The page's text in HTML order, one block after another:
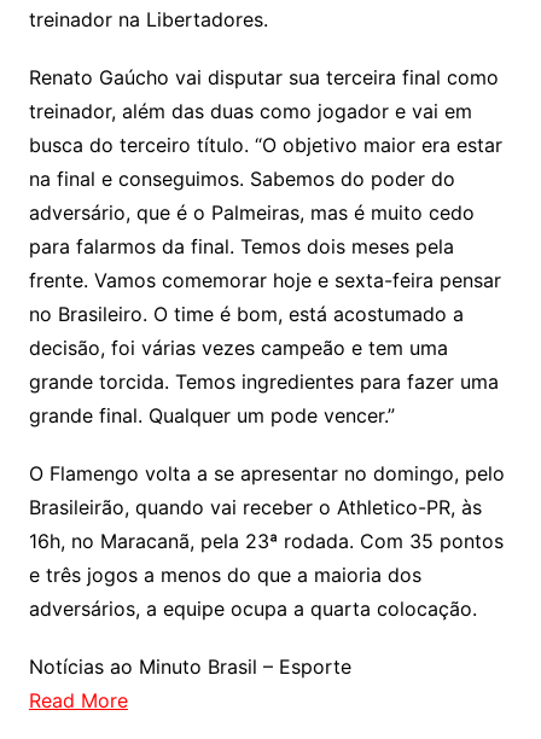
treinador na Libertadores.
Renato Gaúcho vai disputar sua terceira final como
treinador, além das duas como jogador e vai em
busca do terceiro título. “O objetivo maior era estar
na final e conseguimos. Sabemos do poder do
adversário, que é o Palmeiras, mas é muito cedo
para falarmos da final. Temos dois meses pela
frente. Vamos comemorar hoje e sexta-feira pensar
no Brasileiro. O time é bom, está acostumado a
decisão, foi várias vezes campeão e tem uma
grande torcida. Temos ingredientes para fazer uma
grande final. Qualquer um pode vencer.”
O Flamengo volta a se apresentar no domingo, pelo
Brasileirão, quando vai receber o Athletico-PR, às
16h, no Maracanã, pela 23ª rodada. Com 35 pontos
e três jogos a menos do que a maioria dos
adversários, a equipe ocupa a quarta colocação.
Notícias ao Minuto Brasil – Esporte
Read More